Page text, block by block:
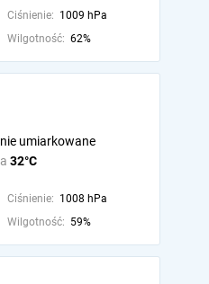
Ciśnienie: 1009 hPa
Wilgotność: 62%
32°C
umiarkowane
Ciśnienie: 1008 hPa
Wilgotność: 59%